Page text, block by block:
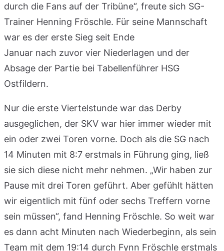
durch die Fans auf der Tribüne“, freute sich SG-
Trainer Henning Fröschle. Für seine Mannschaft
war es der erste Sieg seit Ende
Januar nach zuvor vier Niederlagen und der
Absage der Partie bei Tabellenführer HSG
Ostfildern.
Nur die erste Viertelstunde war das Derby
ausgeglichen, der SKV war hier immer wieder mit
ein oder zwei Toren vorne. Doch als die SG nach
14 Minuten mit 8:7 erstmals in Führung ging, ließ
sie sich diese nicht mehr nehmen. „Wir haben zur
Pause mit drei Toren geführt. Aber gefühlt hätten
wir eigentlich mit fünf oder sechs Treffern vorne
sein müssen“, fand Henning Fröschle. So weit war
es dann acht Minuten nach Wiederbeginn, als sein
Team mit dem 19:14 durch Fynn Fröschle erstmals